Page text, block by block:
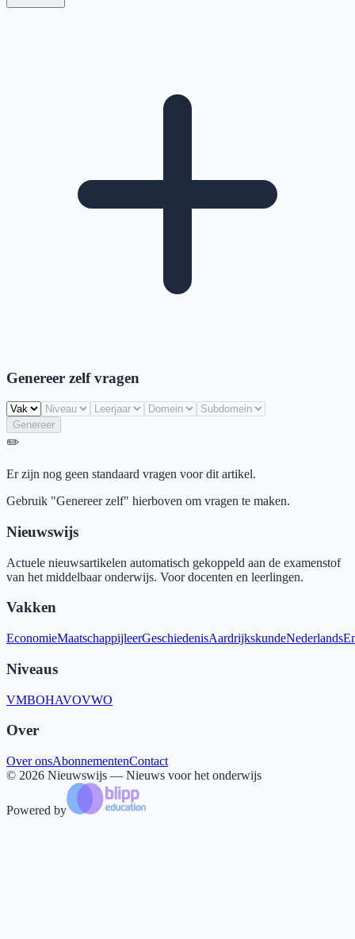
Genereer zelf vragen
Genereer
✏️
Er zijn nog geen standaard vragen voor dit artikel.
Gebruik "Genereer zelf" hierboven om vragen te maken.
Nieuwswijs
Actuele nieuwsartikelen automatisch gekoppeld aan de examenstof
van het middelbaar onderwijs. Voor docenten en leerlingen.
Vakken
EconomieMaatschappijleerGeschiedenisAardrijkskundeNederlands
Niveaus
VMBOHAVOVWO
Over
Over onsAbonnementenContact
© 2026 Nieuwswijs — Nieuws voor het onderwijs
Powered by